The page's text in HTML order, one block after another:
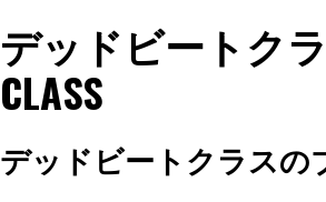
デッドビートクラ
CLASS
デッドビートクラスの